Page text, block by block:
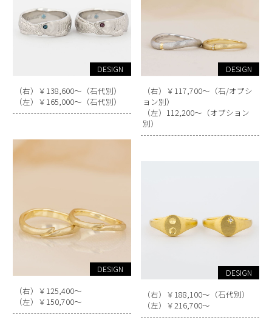
DESIGN
（右）￥138,600～（石代別）
（左）￥165,000～（石代別）
DESIGN
（右）￥117,700～（石/オプシ
ョン別）
（左）112,200～（オプション
別）
DESIGN
（右）￥125,400～
（左）￥150,700～
DESIGN
（右）￥188,100～（石代別）
（左）￥216,700～